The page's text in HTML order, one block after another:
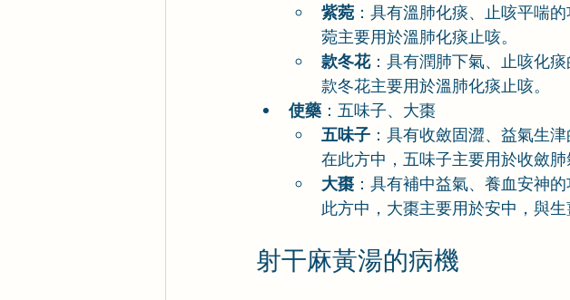
紫菀：具有溫肺化痰、止咳平喘
菀主要用於溫肺化痰止咳。
款冬花：具有潤肺下氣、止咳化
款冬花主要用於溫肺化痰止咳。
使藥 ：五味子、大棗
五味子 ：具有收斂固澀、益氣生
在此方中，五味子主要用於收斂肺
大棗 ：具有補中益氣、養血安神
此方中，大棗主要用於安中，與生
射干麻黃湯的病機